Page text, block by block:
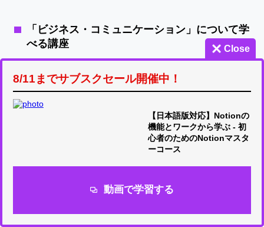
「ビジネス・コミュニケーション」について学
べる講座
【正しく聞き、伝える】ビジネス・コミュ
ニケーションの基本マスターコース
「コミュニケ―ション」のコース一覧を見る
Close
8/11までサブスクセール開催中！
【日本語版対応】Notionの
機能とワークから学ぶ - 初
心者のためのNotionマスタ
ーコース
動画で学習する